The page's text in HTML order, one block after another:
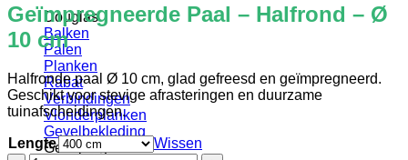
Douglas
Balken
Palen
Planken
Rabat
Verbindingen
Vlonderplanken
Gevelbekleding
Geïmpregneerd
Geïmpregneerde Paal – Halfrond – Ø
10 cm
Halfronde paal Ø 10 cm, glad gefreesd en geïmpregneerd.
Geschikt voor stevige afrasteringen en duurzame
tuinafscheidingen.
Lengte
Wissen